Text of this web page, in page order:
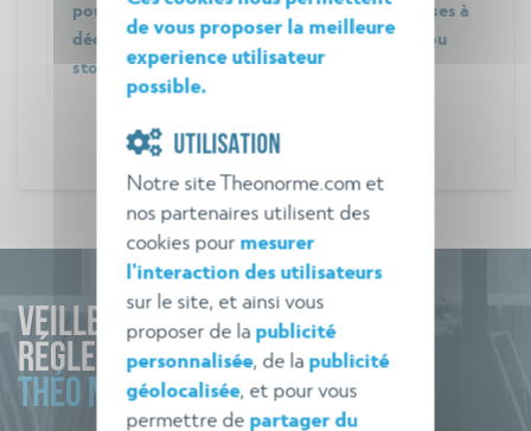
pour la protection de l'environnement soumises à
déclaration sous la rubrique n° 1136 (Emploi ou
stockage de l'ammoniac)
VEILLE
RÉGLEMENTAIRE
THÉO NORME
de vous proposer la meilleure
experience utilisateur
possible.
UTILISATION
Notre site Theonorme.com et
nos partenaires utilisent des
cookies pour mesurer
l'interaction des utilisateurs
sur le site, et ainsi vous
proposer de la publicité
personnalisée, de la publicité
géolocalisée, et pour vous
permettre de partager du